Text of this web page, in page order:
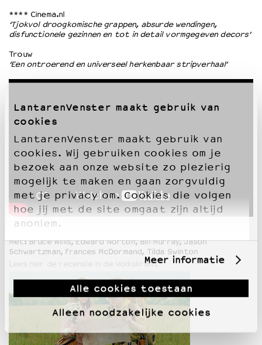
LantarenVenster maakt gebruik van
cookies
LantarenVenster maakt gebruik van
cookies. Wij gebruiken cookies om je
bezoek aan onze website zo plezierig
mogelijk te maken en gaan zorgvuldig
met je privacy om. Cookies die volgen
hoe jij met de site omgaat zijn altijd
anoniem.
Meer informatie
Alle cookies toestaan
Alleen noodzakelijke cookies
**** Cinema.nl
‘Tjokvol droogkomische grappen, absurde wendingen,
disfunctionele gezinnen en tot in detail vormgegeven decors’
Trouw
‘Een ontroerend en universeel herkenbaar stripverhaal’
Met: Bruce Willis, Edward Norton, Bill Murray, Jason
Schwartzman, Frances McDormand, Tilda Swinton
Lees hier de recensie in de Volkskrant